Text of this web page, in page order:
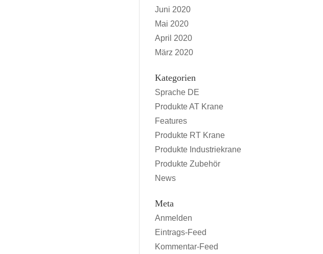
Juni 2020
Mai 2020
April 2020
März 2020
Kategorien
Sprache DE
Produkte AT Krane
Features
Produkte RT Krane
Produkte Industriekrane
Produkte Zubehör
News
Meta
Anmelden
Eintrags-Feed
Kommentar-Feed